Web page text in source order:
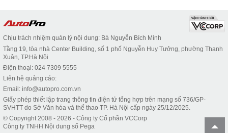
Chịu trách nhiệm quản lý nội dung: Bà Nguyễn Bích Minh
Tầng 19, tòa nhà Center Building, số 1 phố Nguyễn Huy Tưởng, phường Thanh
Xuân, TP.Hà Nội
Điện thoại: 024 7309 5555
Liên hệ quảng cáo:
Email: info@autopro.com.vn
Giấy phép thiết lập trang thông tin điện tử tổng hợp trên mạng số 736/GP-
SVHTT do Sở Văn hóa và thể thao TP. Hà Nội cấp ngày 25/12/2025.
© Copyright 2008 - 2026 - Công ty Cổ phần VCCorp
Công ty TNHH Nội dung số Pega